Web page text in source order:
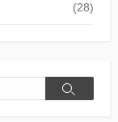
(28)
検